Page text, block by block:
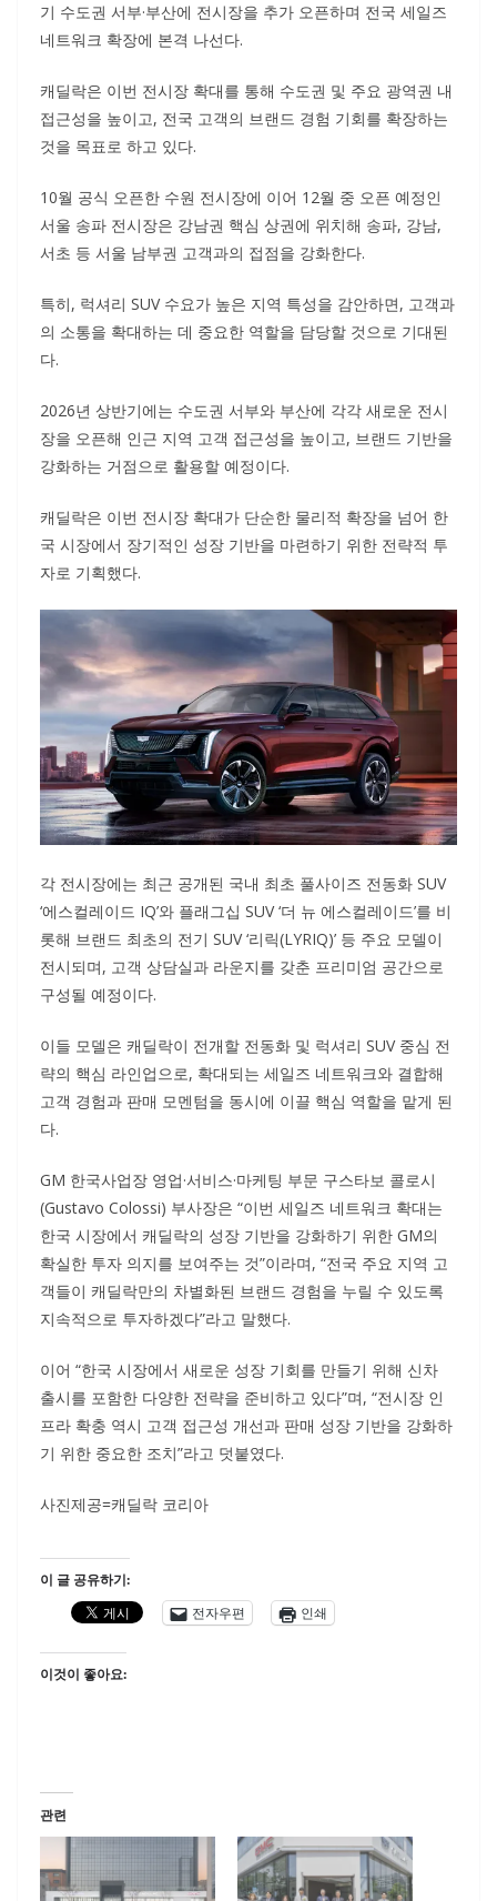
기 수도권 서부·부산에 전시장을 추가 오픈하며 전국 세일즈
네트워크 확장에 본격 나선다.
캐딜락은 이번 전시장 확대를 통해 수도권 및 주요 광역권 내
접근성을 높이고, 전국 고객의 브랜드 경험 기회를 확장하는
것을 목표로 하고 있다.
10월 공식 오픈한 수원 전시장에 이어 12월 중 오픈 예정인
서울 송파 전시장은 강남권 핵심 상권에 위치해 송파, 강남,
서초 등 서울 남부권 고객과의 접점을 강화한다.
특히, 럭셔리 SUV 수요가 높은 지역 특성을 감안하면, 고객과
의 소통을 확대하는 데 중요한 역할을 담당할 것으로 기대된
다.
2026년 상반기에는 수도권 서부와 부산에 각각 새로운 전시
장을 오픈해 인근 지역 고객 접근성을 높이고, 브랜드 기반을
강화하는 거점으로 활용할 예정이다.
캐딜락은 이번 전시장 확대가 단순한 물리적 확장을 넘어 한
국 시장에서 장기적인 성장 기반을 마련하기 위한 전략적 투
자로 기획했다.
각 전시장에는 최근 공개된 국내 최초 풀사이즈 전동화 SUV
‘에스컬레이드 IQ’와 플래그십 SUV ‘더 뉴 에스컬레이드’를 비
롯해 브랜드 최초의 전기 SUV ‘리릭(LYRIQ)’ 등 주요 모델이
전시되며, 고객 상담실과 라운지를 갖춘 프리미엄 공간으로
구성될 예정이다.
이들 모델은 캐딜락이 전개할 전동화 및 럭셔리 SUV 중심 전
략의 핵심 라인업으로, 확대되는 세일즈 네트워크와 결합해
고객 경험과 판매 모멘텀을 동시에 이끌 핵심 역할을 맡게 된
다.
GM 한국사업장 영업·서비스·마케팅 부문 구스타보 콜로시
(Gustavo Colossi) 부사장은 “이번 세일즈 네트워크 확대는
한국 시장에서 캐딜락의 성장 기반을 강화하기 위한 GM의
확실한 투자 의지를 보여주는 것”이라며, “전국 주요 지역 고
객들이 캐딜락만의 차별화된 브랜드 경험을 누릴 수 있도록
지속적으로 투자하겠다”라고 말했다.
이어 “한국 시장에서 새로운 성장 기회를 만들기 위해 신차
출시를 포함한 다양한 전략을 준비하고 있다”며, “전시장 인
프라 확충 역시 고객 접근성 개선과 판매 성장 기반을 강화하
기 위한 중요한 조치”라고 덧붙였다.
사진제공=캐딜락 코리아
이 글 공유하기:
전자우편
인쇄
이것이 좋아요:
관련